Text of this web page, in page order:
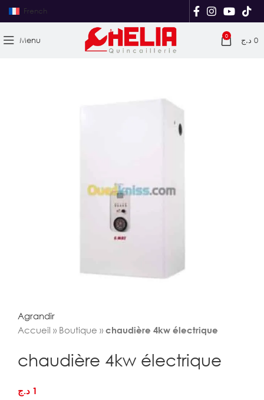
French
Menu 0 0 د.ج
Agrandir
Accueil » Boutique » chaudière 4kw électrique
chaudière 4kw électrique
1 د.ج